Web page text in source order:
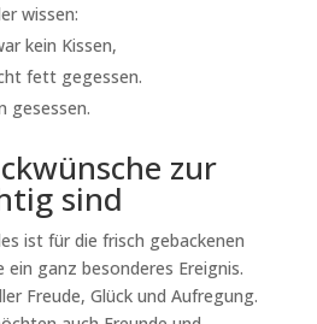
wissen:
kein Kissen,
fett gegessen.
gesessen.
zur
sind
ist für die frisch gebackenen
ein ganz besonderes Ereignis.
Freude, Glück und Aufregung.